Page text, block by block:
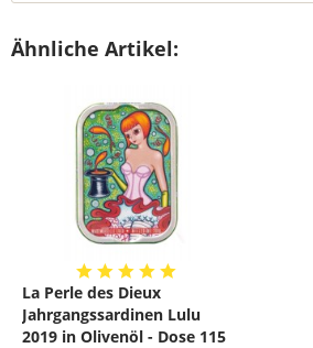
Ähnliche Artikel:
La Perle des Dieux
Jahrgangssardinen Lulu
2019 in Olivenöl - Dose 115